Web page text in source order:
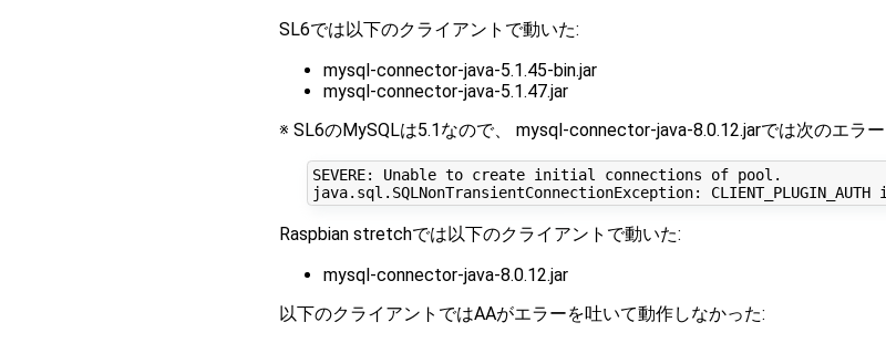
SL6では以下のクライアントで動いた:
mysql-connector-java-5.1.45-bin.jar
mysql-connector-java-5.1.47.jar
※ SL6のMySQLは5.1なので、 mysql-connector-java-8.0.12.jarでは次のエラ
SEVERE: Unable to create initial connections of pool.
Raspbian stretchでは以下のクライアントで動いた:
mysql-connector-java-8.0.12.jar
以下のクライアントではAAがエラーを吐いて動作しなかった: